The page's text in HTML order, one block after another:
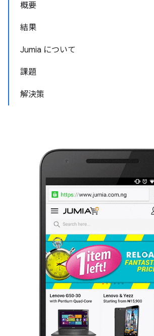
概要
結果
Jumia について
課題
解決策